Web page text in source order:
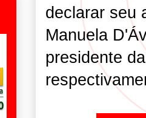
declarar seu
Manuela
presidente